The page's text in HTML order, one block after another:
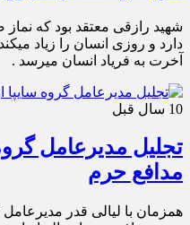
شهید رازقی معتقد بود که نماز
دارد و روزی انسان را زیاد
آخرت به فریاد انسان میرسد .
10 سال قبل
تجلیل مدیرعامل
مدافع حرم
همزمان با لیالی قدر مدیرعامل